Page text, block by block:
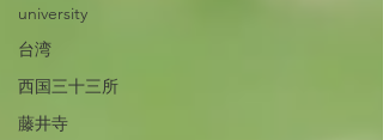
university
台湾
西国三十三所
藤井寺